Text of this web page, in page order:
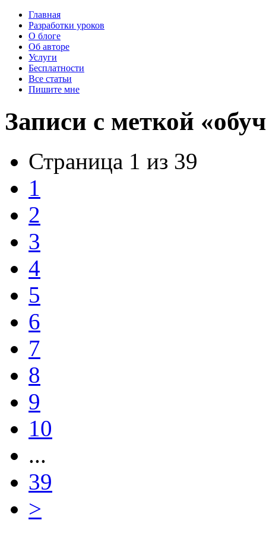
Главная
Разработки уроков
О блоге
Об авторе
Услуги
Бесплатности
Все статьи
Пишите мне
Записи с меткой
Страница 1 из 39
1
2
3
4
5
6
7
8
9
10
...
39
>